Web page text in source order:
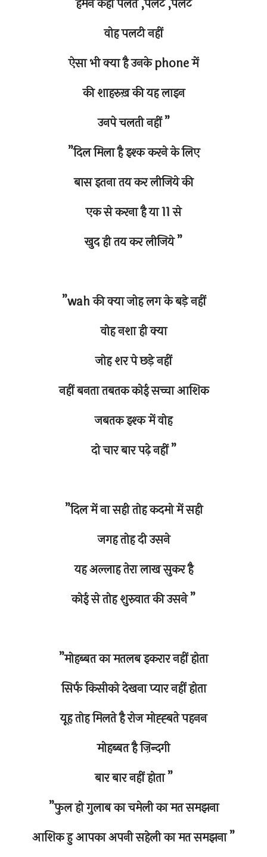
हमने कहा पलत ,पलट ,पलट
वोह पलटी नहीं
ऐसा भी क्या है उनके phone में
की शाहरुख़ की यह लाइन
उनपे चलती नहीं ”
”दिल मिला है इश्क करने के लिए
बास इतना तय कर लीजिये की
एक से करना है या 11 से
खुद ही तय कर लीजिये ”
”wah की क्या जोह लग के बड़े नहीं
वोह नशा ही क्या
जोह शर पे छड़े नहीं
नहीं बनता तबतक कोई सच्चा आशिक
जबतक इश्क में वोह
दो चार बार पढ़े नहीं ”
”दिल में ना सही तोह कदमो में सही
जगह तोह दी उसने
यह अल्लाह तेरा लाख सुकर है
कोई से तोह शुरुवात की उसने ”
”मोहब्बत का मतलब इकरार नहीं होता
सिर्फ किसीको देखना प्यार नहीं होता
यूह तोह मिलते है रोज मोह्ह्बते पहनन
मोहब्बत है ज़िन्दगी
बार बार नहीं होता ”
”फुल हो गुलाब का चमेली का मत समझना
आशिक हु आपका अपनी सहेली का मत समझना ”